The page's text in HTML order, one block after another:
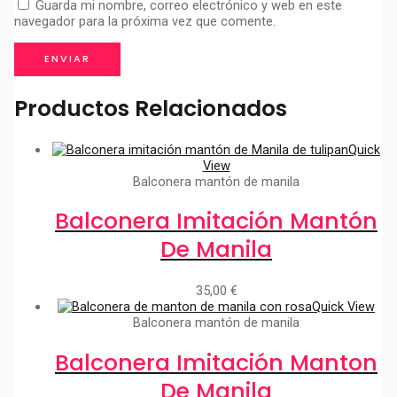
Guarda mi nombre, correo electrónico y web en este
navegador para la próxima vez que comente.
Productos Relacionados
Quick
View
Balconera mantón de manila
Balconera Imitación Mantón
De Manila
35,00 €
Quick View
Balconera mantón de manila
Balconera Imitación Manton